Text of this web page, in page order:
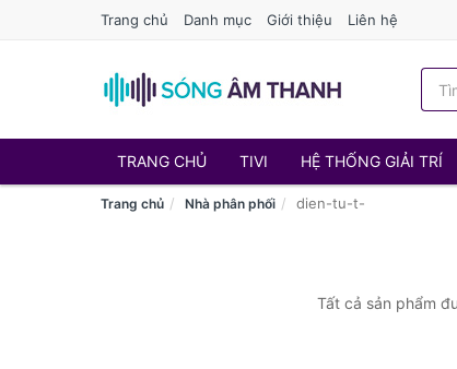
Trang chủ Danh mục Giới thiệu Liên hệ
TRANG CHỦ TIVI HỆ THỐNG GIẢI TRÍ
Trang chủ Nhà phân phối dien-tu-t-
Tất cả sản phẩm